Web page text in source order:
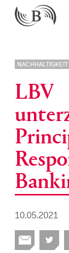
NACHHALTIGKEIT
LBV
10.05.2021